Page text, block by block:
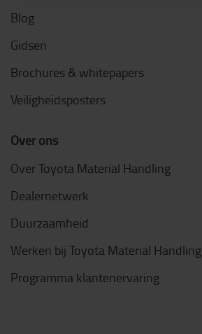
Blog
Gidsen
Brochures & whitepapers
Veiligheidsposters
Over ons
Over Toyota Material Handling
Dealernetwerk
Duurzaamheid
Werken bij Toyota Material Handling
Programma klantenervaring